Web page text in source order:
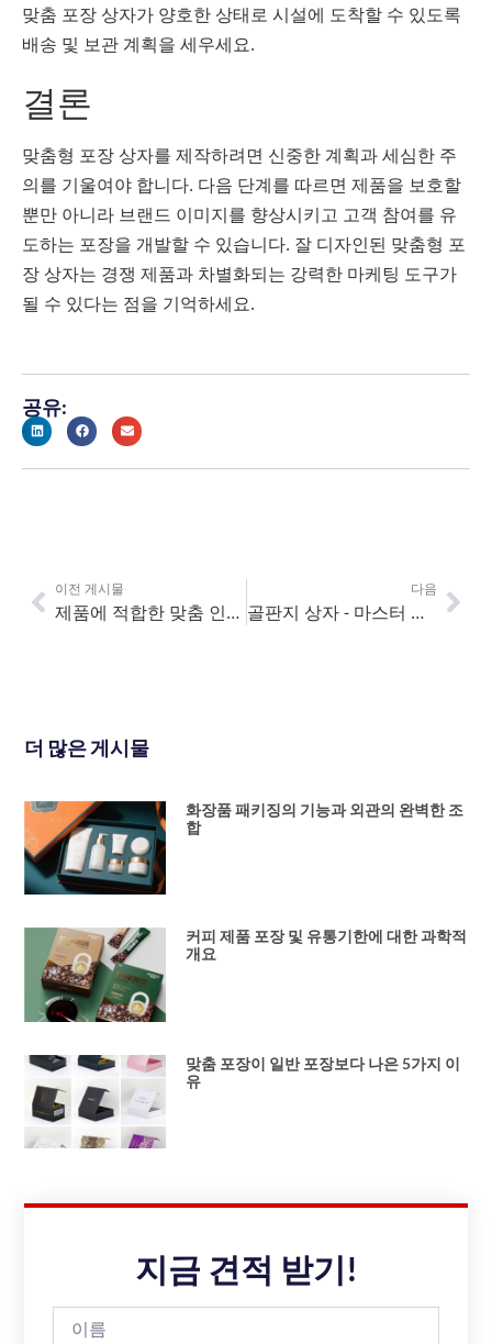
맞춤 포장 상자가 양호한 상태로 시설에 도착할 수 있도록
배송 및 보관 계획을 세우세요.
결론
맞춤형 포장 상자를 제작하려면 신중한 계획과 세심한 주
의를 기울여야 합니다. 다음 단계를 따르면 제품을 보호할
뿐만 아니라 브랜드 이미지를 향상시키고 고객 참여를 유
도하는 포장을 개발할 수 있습니다. 잘 디자인된 맞춤형 포
장 상자는 경쟁 제품과 차별화되는 강력한 마케팅 도구가
될 수 있다는 점을 기억하세요.
공유:
이전 게시물
제품에 적합한 맞춤 인쇄 상자 선택하기
다음
골판지 상자 - 마스터 가이드
더 많은 게시물
화장품 패키징의 기능과 외관의 완벽한 조
합
커피 제품 포장 및 유통기한에 대한 과학적
개요
맞춤 포장이 일반 포장보다 나은 5가지 이
유
지금 견적 받기!